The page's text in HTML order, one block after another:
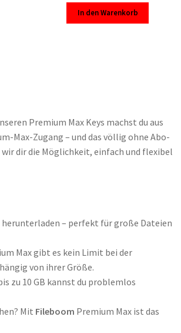
In den Warenkorb
Premium Max Keys machst du aus
Max-Zugang – und das völlig ohne Abo-
dir die Möglichkeit, einfach und flexibel
herunterladen – perfekt für große Dateien
Max gibt es kein Limit bei der
von ihrer Größe.
zu 10 GB kannst du problemlos
Mit Fileboom Premium Max ist das